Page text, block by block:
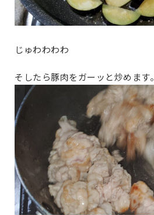
じゅわわわわ
そしたら豚肉をガーッと炒めます。